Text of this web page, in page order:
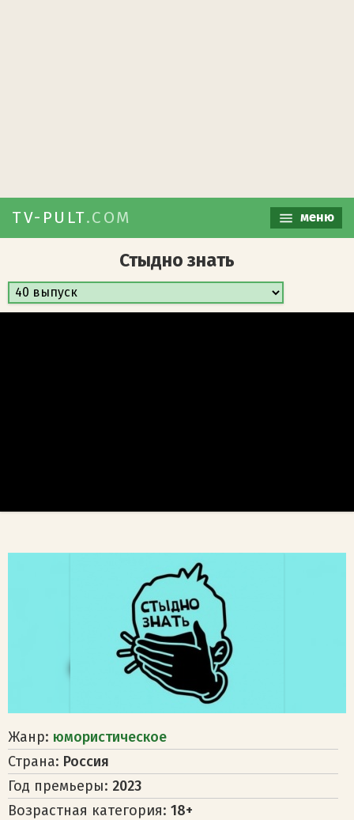
TV-PULT.COM меню
Стыдно знать
Жанр: юмористическое
Страна: Россия
Год премьеры: 2023
Возрастная категория: 18+